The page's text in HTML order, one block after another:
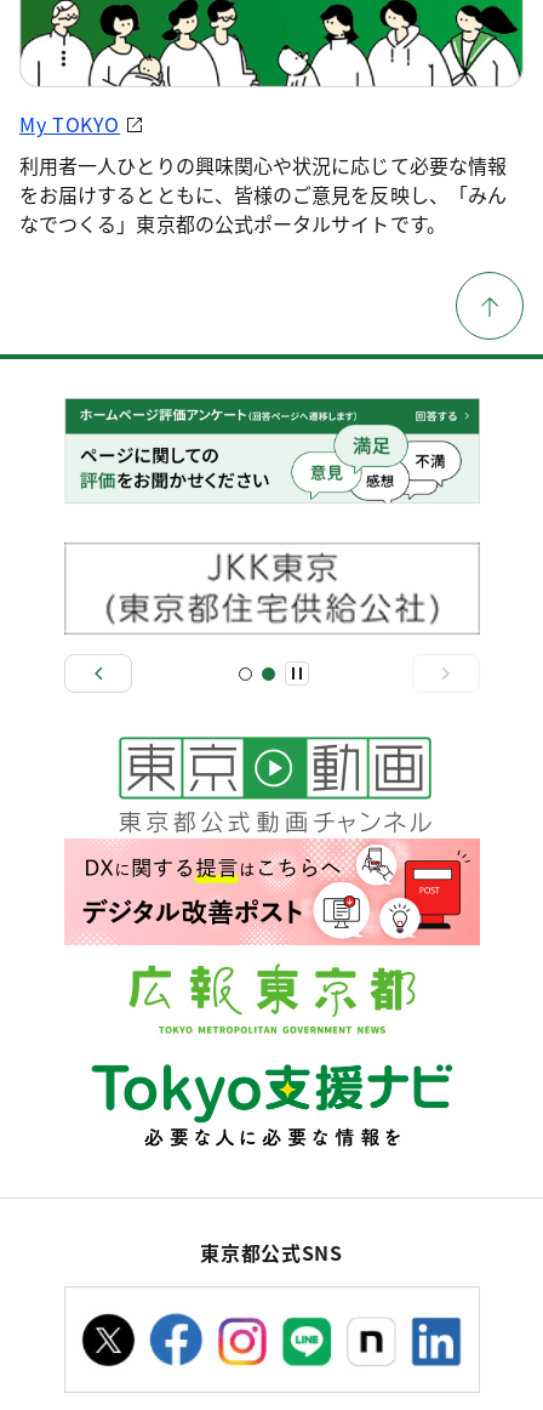
My TOKYO
利用者一人ひとりの興味関心や状況に応じて必要な情報
をお届けするとともに、皆様のご意見を反映し、「みん
なでつくる」東京都の公式ポータルサイトです。
東京都公式SNS